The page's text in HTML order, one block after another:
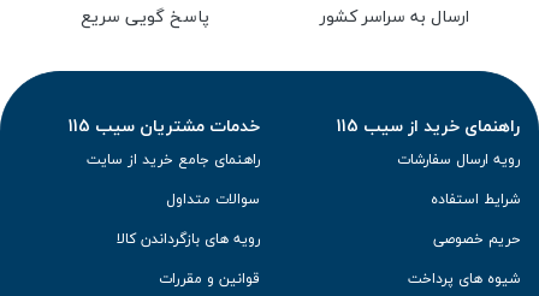
ارسال به سراسر کشور پاسخ گویی سریع
راهنمای خرید از سیب 115
رویه ارسال سفارشات
شرایط استفاده
حریم خصوصی
شیوه های پرداخت
خدمات مشتریان سیب 115
راهنمای جامع خرید از سایت
سوالات متداول
رویه های بازگرداندن کالا
قوانین و مقررات